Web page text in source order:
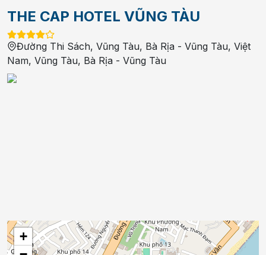
THE CAP HOTEL VŨNG TÀU
Đường Thi Sách, Vũng Tàu, Bà Rịa - Vũng Tàu, Việt
Nam, Vũng Tàu, Bà Rịa - Vũng Tàu
+